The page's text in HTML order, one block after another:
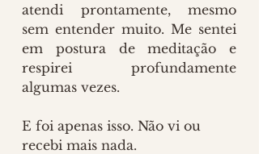
atendi prontamente, mesmo
sem entender muito. Me sentei
em postura de meditação e
respirei profundamente
algumas vezes.
E foi apenas isso. Não vi ou
recebi mais nada.